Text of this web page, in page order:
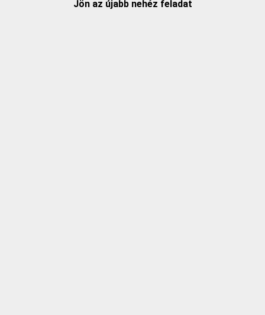
Jön az újabb nehéz feladat